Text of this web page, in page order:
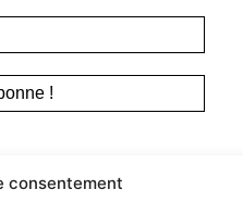
consentement